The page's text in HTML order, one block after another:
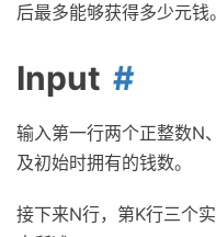
后最多能够获得多少元钱。
Input
输入第一行两个正整数N
及初始时拥有的钱数。
接下来N行，第K行三个